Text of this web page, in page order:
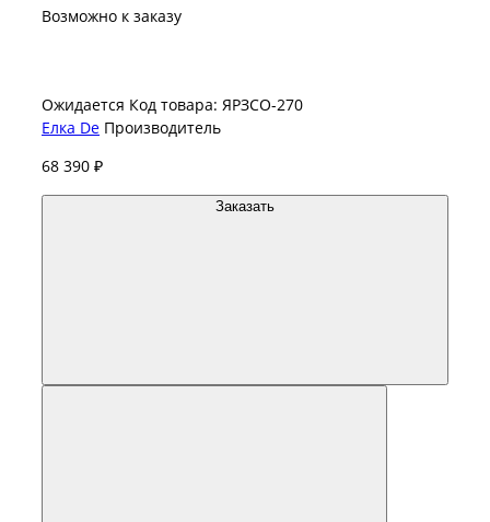
Возможно к заказу
Ожидается Код товара: ЯРЗСО-270
Елка De Производитель
68 390 ₽
Заказать